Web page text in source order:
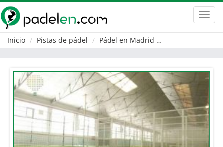
Inicio
Pistas de pádel Pádel en Madrid